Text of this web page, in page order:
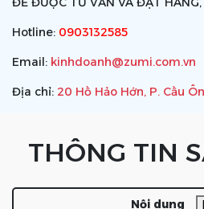
Hotline: 0903132585
Email: kinhdoanh@zumi.com.vn
Địa chỉ: 20 Hồ Hảo Hớn, P. Cầu
THÔNG TIN
Nội dung